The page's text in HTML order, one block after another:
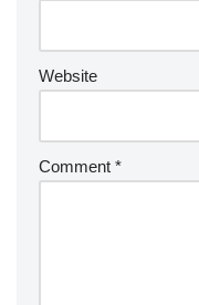
Website
Comment *